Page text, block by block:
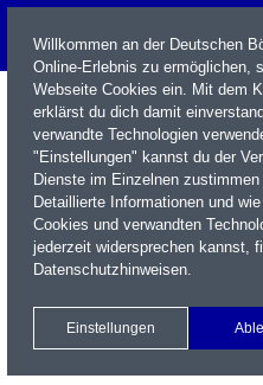
Name / WKN / ISIN / Kürzel
Xetra Realtime
Watchlist
Willkommen an der Deutschen
Online-Erlebnis zu ermöglichen,
Webseite Cookies ein. Mit dem
erklärst du dich damit
verwandte Technologien
"Einstellungen" kannst du der
Dienste im Einzelnen
Detaillierte Informationen und
Cookies und verwandten
jederzeit widersprechen kannst,
Datenschutzhinweisen.
Einstellungen